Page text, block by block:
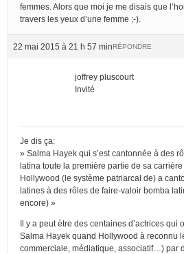
femmes. Alors que moi je me disais que
travers les yeux d’une femme ;-).
22 mai 2015 à 21 h 57 minRÉPONDRE
joffrey pluscourt
Invité
Je dis ça:
» Salma Hayek qui s’est cantonnée à des
latina toute la première partie de sa carrière
Hollywood (le système patriarcal de) a
latines à des rôles de faire-valoir bomba
encore) »
Il y a peut ètre des centaines d’actrices qui
Salma Hayek quand Hollywood à reconnu
commerciale, médiatique, associatif…) par